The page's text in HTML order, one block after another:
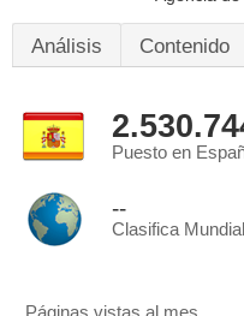
Análisis Contenido
Puesto en
--
Clasifica Mundial